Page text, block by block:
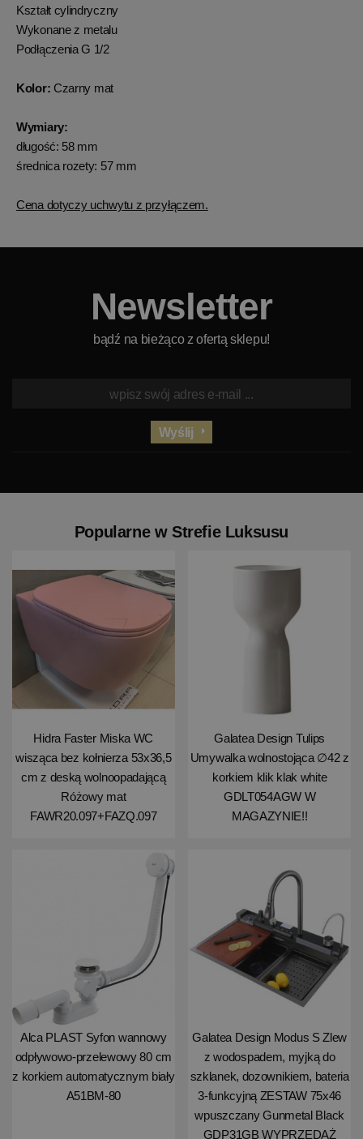
Kształt cylindryczny
Wykonane z metalu
Podłączenia G 1/2
Kolor: Czarny mat
Wymiary:
długość: 58 mm
średnica rozety: 57 mm
Cena dotyczy uchwytu z przyłączem.
Newsletter
bądź na bieżąco z ofertą sklepu!
Wyślij
Popularne w Strefie Luksusu
Hidra Faster Miska WC
wisząca bez kołnierza 53x36,5
cm z deską wolnoopadającą
Różowy mat
FAWR20.097+FAZQ.097
Galatea Design Tulips
Umywalka wolnostojąca ∅42 z
korkiem klik klak white
GDLT054AGW W
MAGAZYNIE!!
Alca PLAST Syfon wannowy
odpływowo-przelewowy 80 cm
z korkiem automatycznym biały
A51BM-80
Galatea Design Modus S Zlew
z wodospadem, myjką do
szklanek, dozownikiem, bateria
3-funkcyjną ZESTAW 75x46
wpuszczany Gunmetal Black
GDP31GB WYPRZEDAŻ